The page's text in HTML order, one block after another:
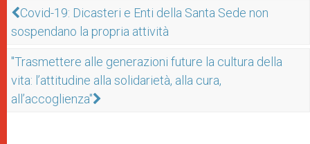
Covid-19: Dicasteri e Enti della Santa Sede non
sospendano la propria attività
"Trasmettere alle generazioni future la cultura della
vita: l’attitudine alla solidarietà, alla cura,
all’accoglienza"